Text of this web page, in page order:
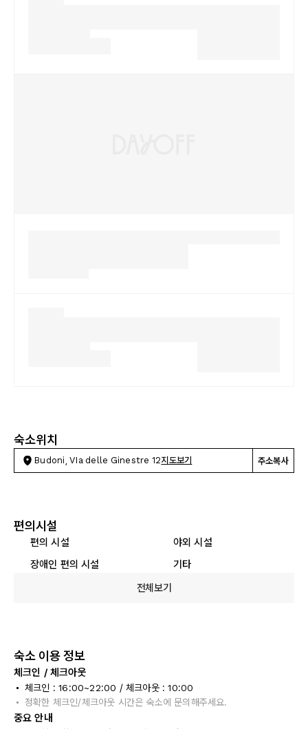
숙소위치
Budoni, VIa delle Ginestre 12지도보기 주소복사
편의시설
편의 시설
야외 시설
장애인 편의 시설
기타
전체보기
숙소 이용 정보
체크인 / 체크아웃
체크인 : 16:00~22:00 / 체크아웃 : 10:00
정확한 체크인/체크아웃 시간은 숙소에 문의해주세요.
중요 안내